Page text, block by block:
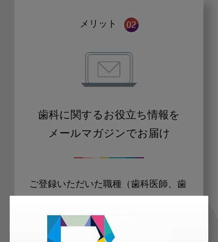
メリット
歯科に関するお役立ち情報を
メールマガジンでお届け
ご登録いただいた職種（歯科医師、歯
容のメールマガジンをお届けします。